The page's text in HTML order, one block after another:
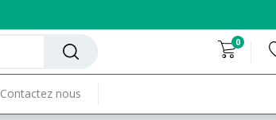
0
Contactez nous